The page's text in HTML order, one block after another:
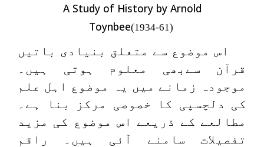
A Study of History by Arnold
Toynbee
(1934-61)
اس موضوع سے متعلق بنیادی باتیں
قرآن سےبھی معلوم ہوتی ہیں۔
موجودہ زمانے میں یہ موضوع اہل علم
کی دلچسپی کا خصوصی مرکز بنا ہے۔
مطالعے کے ذریعے اس موضوع کی مزید
تفصیلات سامنے آئی ہیں۔ راقم